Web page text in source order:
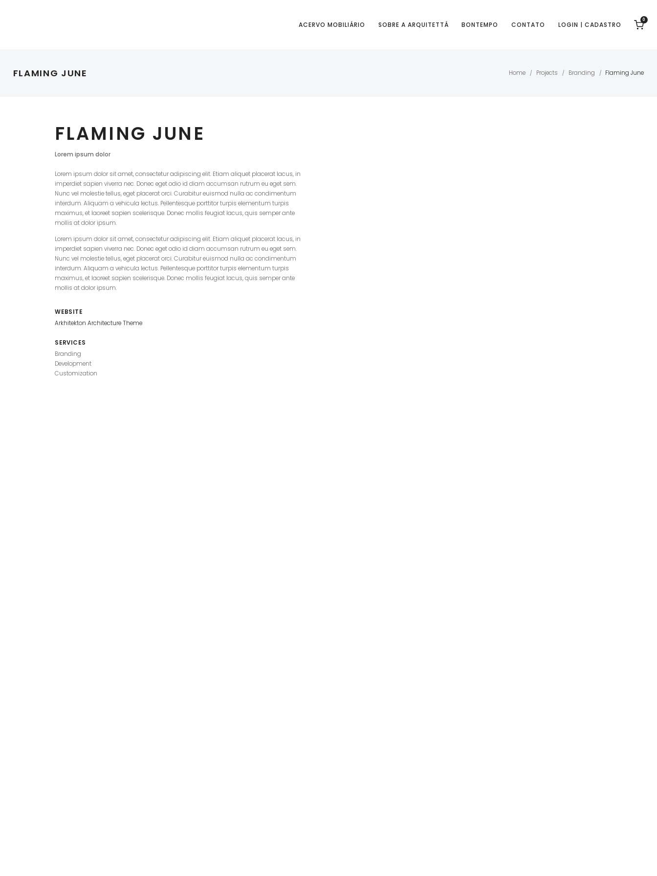
ACERVO MOBILIÁRIO SOBRE A ARQUITETTÁ BONTEMPO CONTATO LOGIN | CADASTRO
0
FLAMING JUNE Home / Projects / Branding / Flaming June
FLAMING JUNE
Lorem ipsum dolor
Lorem ipsum dolor sit amet, consectetur adipiscing elit. Etiam aliquet placerat lacus, in
imperdiet sapien viverra nec. Donec eget odio id diam accumsan rutrum eu eget sem.
Nunc vel molestie tellus, eget placerat orci. Curabitur euismod nulla ac condimentum
interdum. Aliquam a vehicula lectus. Pellentesque porttitor turpis elementum turpis
maximus, et laoreet sapien scelerisque. Donec mollis feugiat lacus, quis semper ante
mollis at dolor ipsum.
Lorem ipsum dolor sit amet, consectetur adipiscing elit. Etiam aliquet placerat lacus, in
imperdiet sapien viverra nec. Donec eget odio id diam accumsan rutrum eu eget sem.
Nunc vel molestie tellus, eget placerat orci. Curabitur euismod nulla ac condimentum
interdum. Aliquam a vehicula lectus. Pellentesque porttitor turpis elementum turpis
maximus, et laoreet sapien scelerisque. Donec mollis feugiat lacus, quis semper ante
mollis at dolor ipsum.
WEBSITE
Arkhitekton Architecture Theme
SERVICES
Branding
Development
Customization